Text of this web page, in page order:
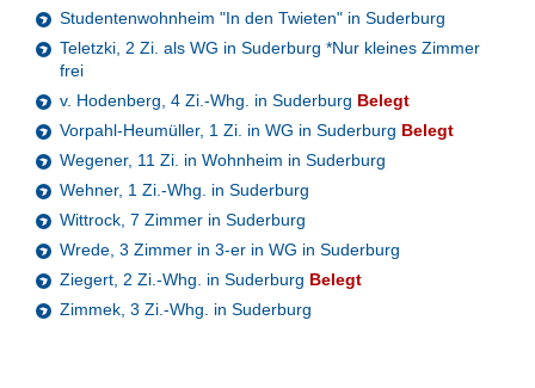
Studentenwohnheim "In den Twieten" in Suderburg
Teletzki, 2 Zi. als WG in Suderburg *Nur kleines Zimmer
frei
v. Hodenberg, 4 Zi.-Whg. in Suderburg Belegt
Vorpahl-Heumüller, 1 Zi. in WG in Suderburg Belegt
Wegener, 11 Zi. in Wohnheim in Suderburg
Wehner, 1 Zi.-Whg. in Suderburg
Wittrock, 7 Zimmer in Suderburg
Wrede, 3 Zimmer in 3-er in WG in Suderburg
Ziegert, 2 Zi.-Whg. in Suderburg Belegt
Zimmek, 3 Zi.-Whg. in Suderburg